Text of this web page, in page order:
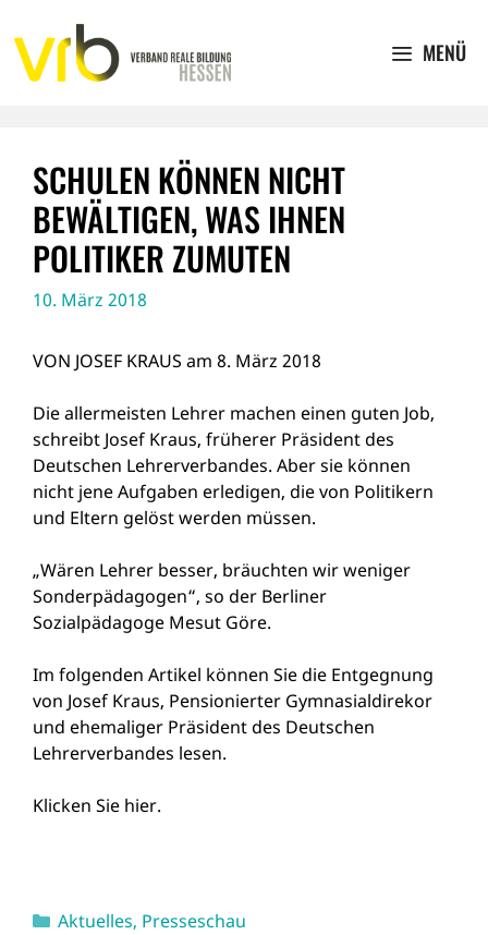
Inhalt
springen
MENÜ
SCHULEN KÖNNEN NICHT
BEWÄLTIGEN, WAS IHNEN
POLITIKER ZUMUTEN
10. März 2018
VON JOSEF KRAUS am 8. März 2018
Die allermeisten Lehrer machen einen guten Job,
schreibt Josef Kraus, früherer Präsident des
Deutschen Lehrerverbandes. Aber sie können
nicht jene Aufgaben erledigen, die von Politikern
und Eltern gelöst werden müssen.
„Wären Lehrer besser, bräuchten wir weniger
Sonderpädagogen“, so der Berliner
Sozialpädagoge Mesut Göre.
Im folgenden Artikel können Sie die Entgegnung
von Josef Kraus, Pensionierter Gymnasialdirekor
und ehemaliger Präsident des Deutschen
Lehrerverbandes lesen.
Klicken Sie hier.
Kategorien
Aktuelles, Presseschau